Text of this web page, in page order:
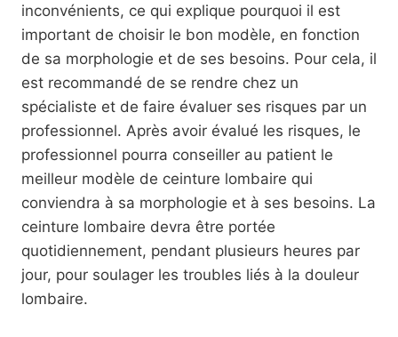
inconvénients, ce qui explique pourquoi il est
important de choisir le bon modèle, en fonction
de sa morphologie et de ses besoins. Pour cela, il
est recommandé de se rendre chez un
spécialiste et de faire évaluer ses risques par un
professionnel. Après avoir évalué les risques, le
professionnel pourra conseiller au patient le
meilleur modèle de ceinture lombaire qui
conviendra à sa morphologie et à ses besoins. La
ceinture lombaire devra être portée
quotidiennement, pendant plusieurs heures par
jour, pour soulager les troubles liés à la douleur
lombaire.